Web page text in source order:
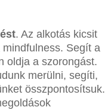
. Az alkotás kicsit
Segít a
oldja a szorongást.
merülni, segíti,
összpontosítsuk.